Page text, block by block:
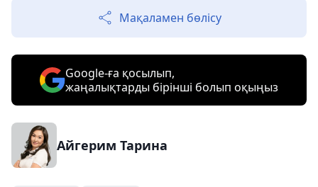
Мақаламен бөлісу
Google-ға қосылып,
жаңалықтарды бірінші болып оқыңыз
Айгерим Тарина